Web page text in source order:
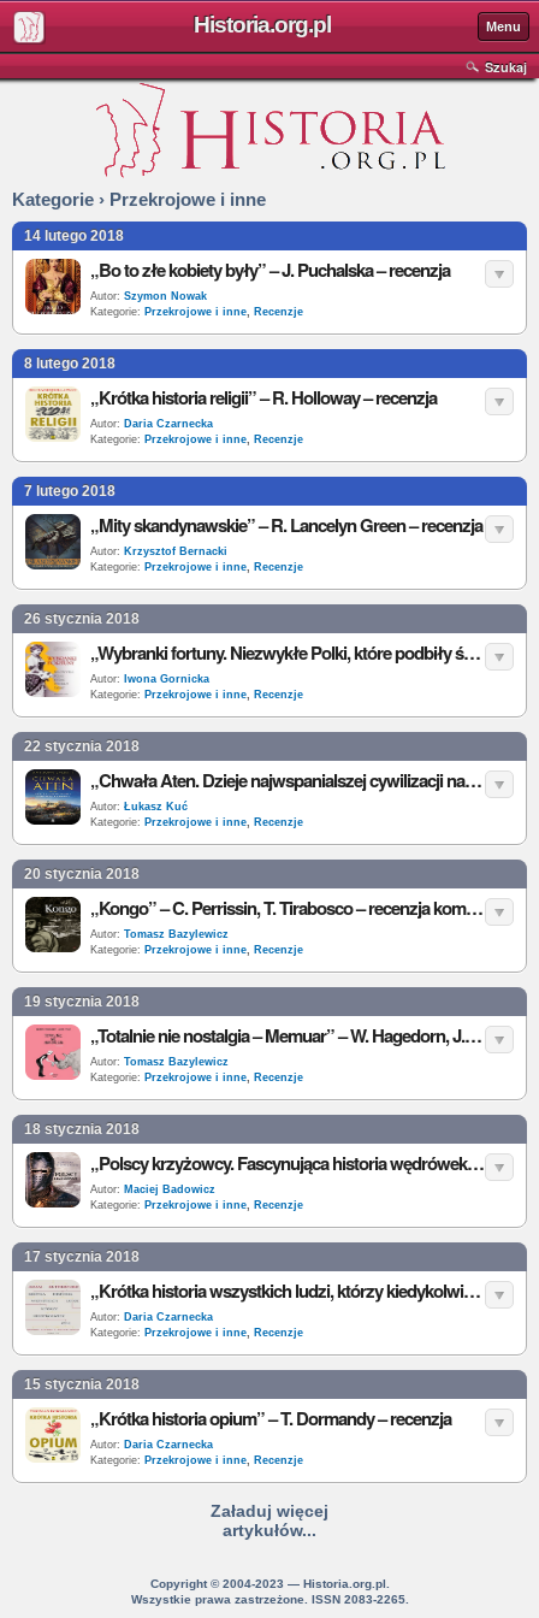
Historia.org.pl Menu
Szukaj
Kategorie › Przekrojowe i inne
14 lutego 2018
„Bo to złe kobiety były” – J. Puchalska – recenzja
Autor: Szymon Nowak
Kategorie: Przekrojowe i inne, Recenzje
8 lutego 2018
„Krótka historia religii” – R. Holloway – recenzja
Autor: Daria Czarnecka
Kategorie: Przekrojowe i inne, Recenzje
7 lutego 2018
„Mity skandynawskie” – R. Lancelyn Green – recenzja
Autor: Krzysztof Bernacki
Kategorie: Przekrojowe i inne, Recenzje
26 stycznia 2018
„Wybranki fortuny. Niezwykłe Polki, które podbiły świat” – A. Fedorowicz, I. Fedorowicz – recenzja
Autor:
Iwona Gornicka
Kategorie: Przekrojowe i inne, Recenzje
22 stycznia 2018
„Chwała Aten. Dzieje najwspanialszej cywilizacji na świecie” – A. Everitt – recenzja
Autor: Łukasz Kuć
Kategorie: Przekrojowe i inne, Recenzje
20 stycznia 2018
„Kongo” – C. Perrissin, T. Tirabosco – recenzja komiksu
Autor: Tomasz Bazylewicz
Kategorie: Przekrojowe i inne, Recenzje
19 stycznia 2018
„Totalnie nie nostalgia – Memuar” – W. Hagedorn, J. Frąś – recenzja komiksu
Autor: Tomasz Bazylewicz
Kategorie: Przekrojowe i inne, Recenzje
18 stycznia 2018
„Polscy krzyżowcy. Fascynująca historia wędrówek Polaków do Ziemi Świętej” – A. Teterycz-Puzio – recenzja
Autor: Maciej Badowicz
Kategorie: Przekrojowe i inne, Recenzje
17 stycznia 2018
„Krótka historia wszystkich ludzi, którzy kiedykolwiek żyli. Opowieści zapisane w naszych genach” – A. Rutherford – recenzja
Autor: Daria Czarnecka
Kategorie: Przekrojowe i inne, Recenzje
15 stycznia 2018
„Krótka historia opium” – T. Dormandy – recenzja
Autor: Daria Czarnecka
Kategorie: Przekrojowe i inne, Recenzje
Załaduj więcej
artykułów...
Copyright © 2004-2023 — Historia.org.pl.
Wszystkie prawa zastrzeżone. ISSN 2083-2265.